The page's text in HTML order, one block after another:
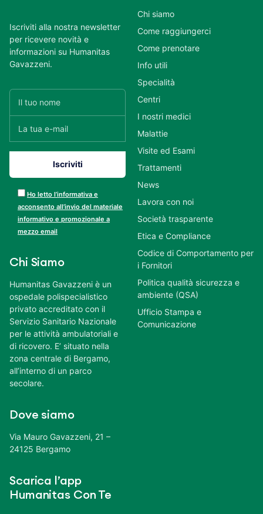
Iscriviti alla nostra newsletter
per ricevere novità e
informazioni su Humanitas
Gavazzeni.
Ho letto l’informativa e
acconsento all’invio del materiale
informativo e promozionale a
mezzo email
Chi Siamo
Humanitas Gavazzeni è un
ospedale polispecialistico
privato accreditato con il
Servizio Sanitario Nazionale
per le attività ambulatoriali e
di ricovero. E’ situato nella
zona centrale di Bergamo,
all’interno di un parco
secolare.
Dove siamo
Via Mauro Gavazzeni, 21 –
24125 Bergamo
Scarica l’app
Humanitas Con Te
Chi siamo
Come raggiungerci
Come prenotare
Info utili
Specialità
Centri
I nostri medici
Malattie
Visite ed Esami
Trattamenti
News
Lavora con noi
Società trasparente
Etica e Compliance
Codice di Comportamento per
i Fornitori
Politica qualità sicurezza e
ambiente (QSA)
Ufficio Stampa e
Comunicazione